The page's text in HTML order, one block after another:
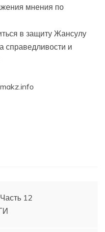
мнения по
в защиту Жансулу
справедливости и
12